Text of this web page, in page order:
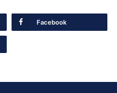
Facebook